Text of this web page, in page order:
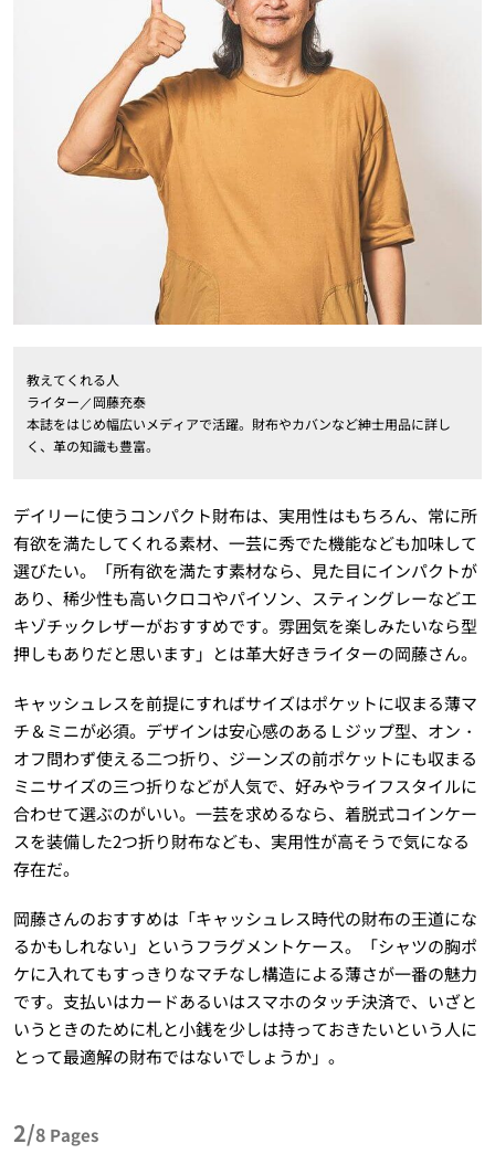
教えてくれる人
ライター／岡藤充泰
本誌をはじめ幅広いメディアで活躍。財布やカバンなど紳士用品に詳し
く、革の知識も豊富。
デイリーに使うコンパクト財布は、実用性はもちろん、常に所
有欲を満たしてくれる素材、一芸に秀でた機能なども加味して
選びたい。「所有欲を満たす素材なら、見た目にインパクトが
あり、稀少性も高いクロコやパイソン、スティングレーなどエ
キゾチックレザーがおすすめです。雰囲気を楽しみたいなら型
押しもありだと思います」とは革大好きライターの岡藤さん。
キャッシュレスを前提にすればサイズはポケットに収まる薄マ
チ＆ミニが必須。デザインは安心感のあるＬジップ型、オン・
オフ問わず使える二つ折り、ジーンズの前ポケットにも収まる
ミニサイズの三つ折りなどが人気で、好みやライフスタイルに
合わせて選ぶのがいい。一芸を求めるなら、着脱式コインケー
スを装備した2つ折り財布なども、実用性が高そうで気になる
存在だ。
岡藤さんのおすすめは「キャッシュレス時代の財布の王道にな
るかもしれない」というフラグメントケース。「シャツの胸ポ
ケに入れてもすっきりなマチなし構造による薄さが一番の魅力
です。支払いはカードあるいはスマホのタッチ決済で、いざと
いうときのために札と小銭を少しは持っておきたいという人に
とって最適解の財布ではないでしょうか」。
2/8 Pages